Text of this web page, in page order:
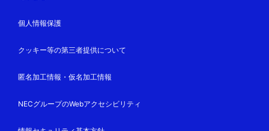
個人情報保護
クッキー等の第三者提供について
匿名加工情報・仮名加工情報
NECグループのWebアクセシビリティ